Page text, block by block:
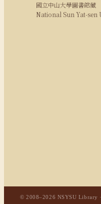
國立中山大學圖書館藏
National Sun Yat-
© 2008–2026 NSYSU Library